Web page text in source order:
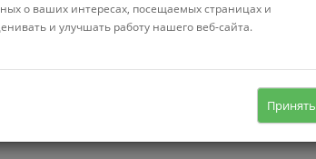
Нет в наличии
о ваших интересах, посещаемых страницах и
и улучшать работу нашего веб-сайта.
Принять